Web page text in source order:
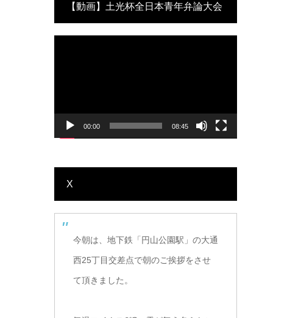
【動画】土光杯全日本青年弁論大会
動
00:00 08:45
X
今朝は、地下鉄「円山公園駅」の大通
西25丁目交差点で朝のご挨拶をさせ
て頂きました。